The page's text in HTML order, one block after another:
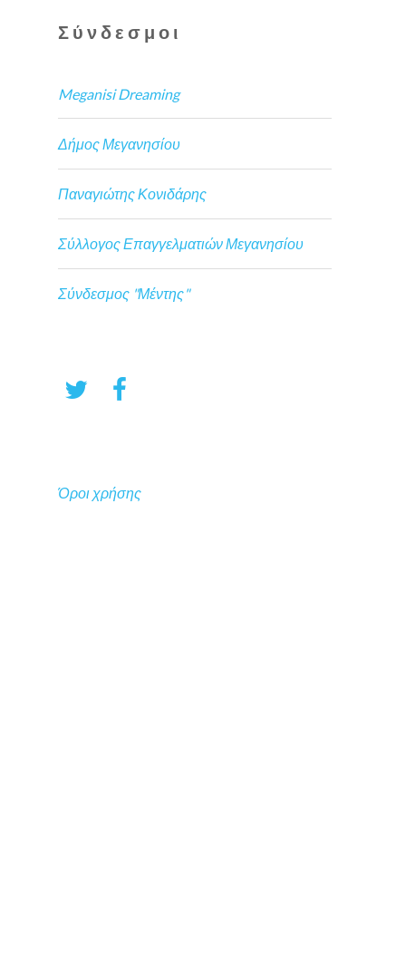
Σύνδεσμοι
Meganisi Dreaming
Δήμος Μεγανησίου
Παναγιώτης Κονιδάρης
Σύλλογος Επαγγελματιών Μεγανησίου
Σύνδεσμος "Μέντης"
Όροι χρήσης